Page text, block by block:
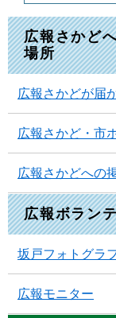
広報さかど
場所
広報さかどが届
広報さかど・市
広報さかどへの
広報ボラン
坂戸フォトグラ
広報モニター